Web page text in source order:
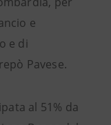
e
e di
Pavese.
al 51% da